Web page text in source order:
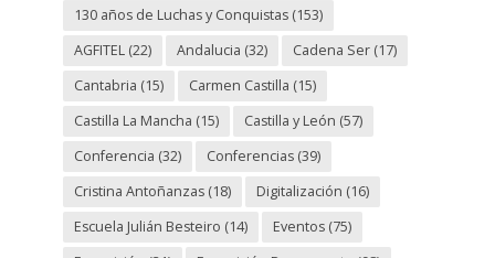
130 años de Luchas y Conquistas(153)
AGFITEL(22) Andalucia (32) Cadena Ser(17)
Cantabria (15) Carmen Castilla (15)
Castilla La Mancha (15) Castilla y León (57)
Conferencia (32) Conferencias(39)
Cristina Antoñanzas(18) Digitalización (16)
Escuela Julián Besteiro (14) Eventos(75)